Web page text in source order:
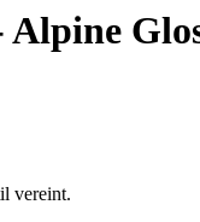
vereint.